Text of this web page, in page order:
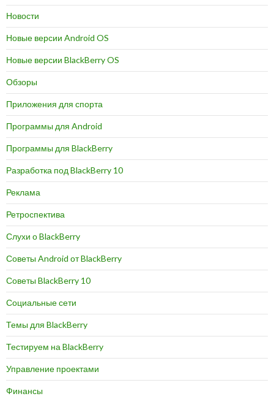
Новости
Новые версии Android OS
Новые версии BlackBerry OS
Обзоры
Приложения для спорта
Программы для Android
Программы для BlackBerry
Разработка под BlackBerry 10
Реклама
Ретроспектива
Слухи о BlackBerry
Советы Android от BlackBerry
Советы BlackBerry 10
Социальные сети
Темы для BlackBerry
Тестируем на BlackBerry
Управление проектами
Финансы